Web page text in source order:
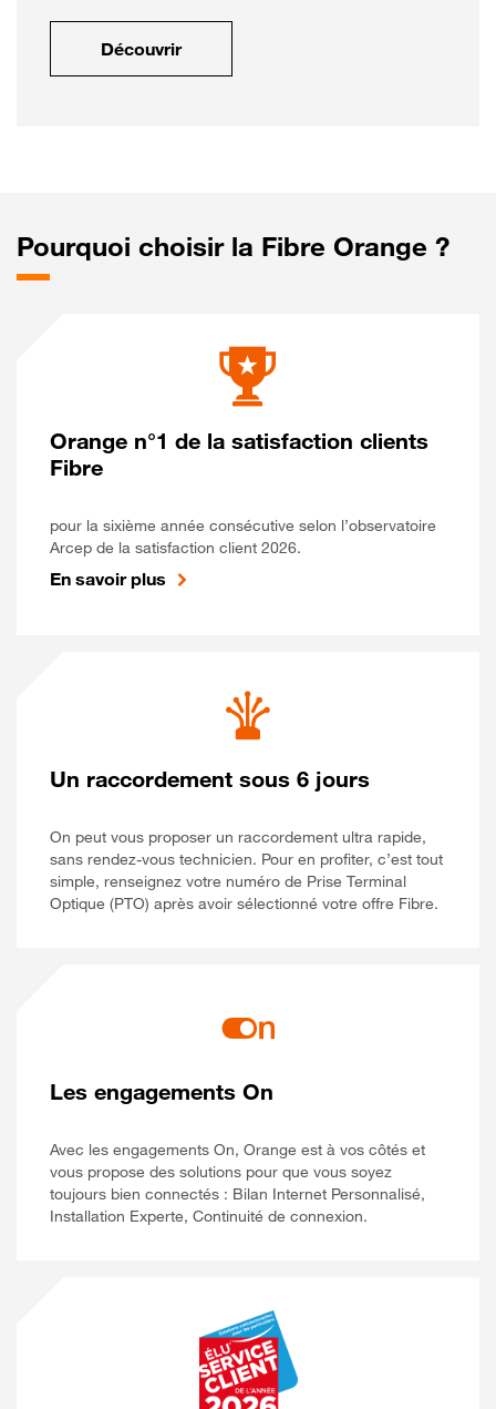
Découvrir
Pourquoi choisir la Fibre Orange ?
Orange n°1 de la satisfaction clients
Fibre
pour la sixième année consécutive selon l’observatoire
Arcep de la satisfaction client 2026.
En savoir plus
Un raccordement sous 6 jours
On peut vous proposer un raccordement ultra rapide,
sans rendez-vous technicien. Pour en profiter, c’est tout
simple, renseignez votre numéro de Prise Terminal
Optique (PTO) après avoir sélectionné votre offre Fibre.
Les engagements On
Avec les engagements On, Orange est à vos côtés et
vous propose des solutions pour que vous soyez
toujours bien connectés : Bilan Internet Personnalisé,
Installation Experte, Continuité de connexion.